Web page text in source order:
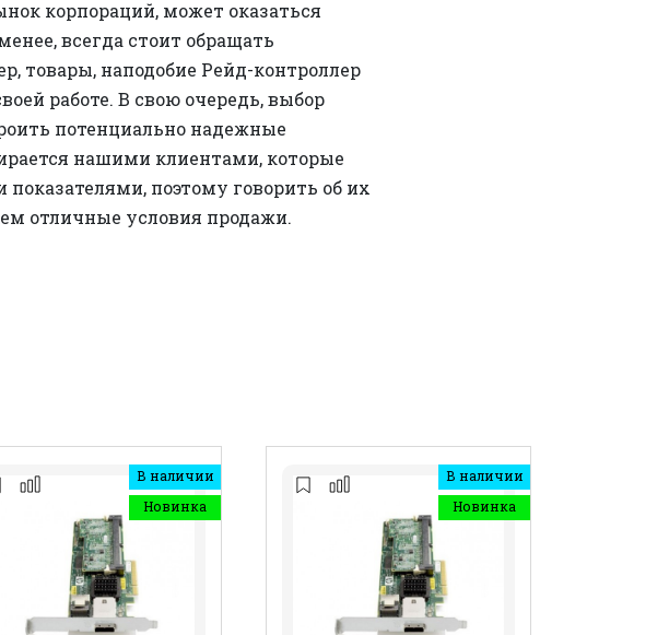
корпораций, может оказаться
всегда стоит обращать
товары, наподобие Рейд-контроллер
работе. В свою очередь, выбор
потенциально надежные
нашими клиентами, которые
поэтому говорить об их
отличные условия продажи.
В наличии
Новинка
В наличии
Новинка